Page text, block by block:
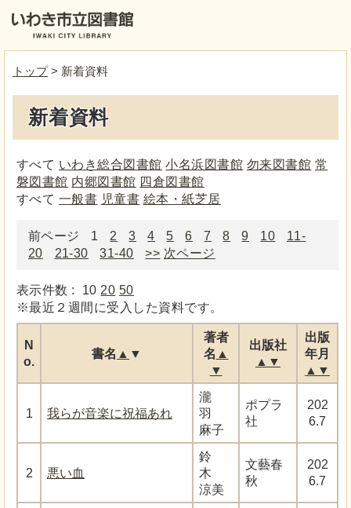
トップ> 新着資料
新着資料
すべて いわき総合図書館 小名浜図書館 勿来図書館 常
磐図書館 内郷図書館 四倉図書館
すべて 一般書 児童書 絵本・紙芝居
前ページ 1 2 3 4 5 6 7 8 9 10
11-
20
21-30 31-40 >> 次ページ
表示件数 : 10 20 50
※最近２週間に受入した資料です。
N
o.
書名 ▲ ▼
著者
名 ▲
▼
出版社
▲ ▼
出版
年月
▲ ▼
1 我らが音楽に祝福あれ
瀧
羽
麻子
ポプラ
社
202
6.7
2 悪い血
鈴
木
涼美
文藝春
秋
202
6.7